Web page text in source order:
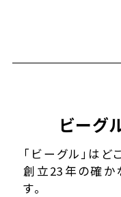
ビーグ
「ビーグル」はど
創立23年の確か
す。